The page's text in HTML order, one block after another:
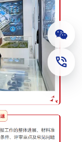
公众
联系